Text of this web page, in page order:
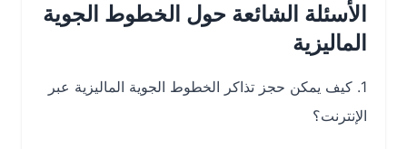
الأسئلة الشائعة حول الخطوط الجوية
الماليزية
1. كيف يمكن حجز تذاكر الخطوط الجوية الماليزية عبر
الإنترنت؟